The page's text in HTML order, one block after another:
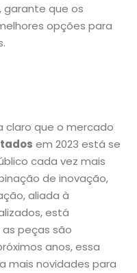
garante que os
opções para
claro que o mercado
em 2023 está se
cada vez mais
de inovação,
aliada à
está
peças são
anos, essa
mais novidades para